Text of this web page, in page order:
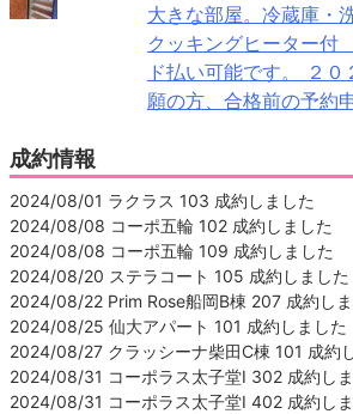
大きな部屋。冷蔵庫・
クッキングヒーター
ド払い可能です。 ２
願の方、合格前の予約
成約情報
2024/08/01 ラクラス 103 成約しました
2024/08/08 コーポ五輪 102 成約しました
2024/08/08 コーポ五輪 109 成約しました
2024/08/20 ステラコート 105 成約しました
2024/08/22 Prim Rose船岡B棟 207 成約し
2024/08/25 仙大アパート 101 成約しました
2024/08/27 クラッシーナ柴田C棟 101 成約
2024/08/31 コーポラス太子堂Ⅰ 302 成約し
2024/08/31 コーポラス太子堂Ⅰ 402 成約し